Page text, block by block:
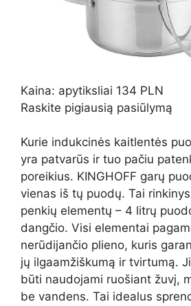
Kaina: apytiksliai 134 PLN
Raskite pigiausią pasiūlymą
Kurie indukcinės kaitlentės
yra patvarūs ir tuo pačiu
poreikius. KINGHOFF garų
vienas iš tų puodų. Tai
penkių elementų – 4 litrų
dangčio. Visi elementai
nerūdijančio plieno, kuris
jų ilgaamžiškumą ir tvirtumą.
būti naudojami ruošiant žuvį,
be vandens. Tai idealus